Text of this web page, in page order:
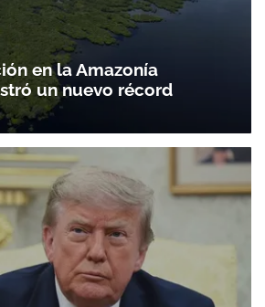
en la Amazonía
un nuevo récord